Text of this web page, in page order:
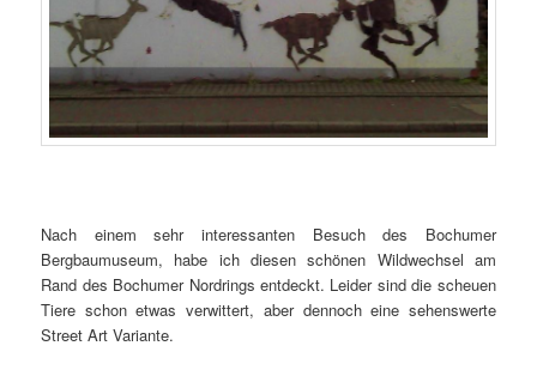
Nach einem sehr interessanten Besuch des Bochumer
Bergbaumuseum, habe ich diesen schönen Wildwechsel am
Rand des Bochumer Nordrings entdeckt. Leider sind die scheuen
Tiere schon etwas verwittert, aber dennoch eine sehenswerte
Street Art Variante.